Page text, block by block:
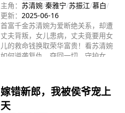
主角： 苏清婉/秦雅宁/苏振江/慕白/
更新： 2025-06-16
首富千金苏清婉为爱断绝关系，却遭
丈夫背叛，女儿患病，丈夫竟要用女
儿的救命钱换取荣华富贵！看苏清婉
如何逆袭复仇，夺回一切，守护女
嫁错新郎，我被侯爷宠上
天